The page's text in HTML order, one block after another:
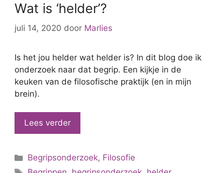
Wat is ‘helder’?
juli 14, 2020 door Marlies
Is het jou helder wat helder is? In dit blog doe ik
onderzoek naar dat begrip. Een kijkje in de
keuken van de filosofische praktijk (en in mijn
brein).
Lees verder
Categorieën
Begripsonderzoek, Filosofie
Tags